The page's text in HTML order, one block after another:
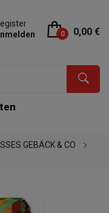
0 0,00 €
GEBÄCK & CO